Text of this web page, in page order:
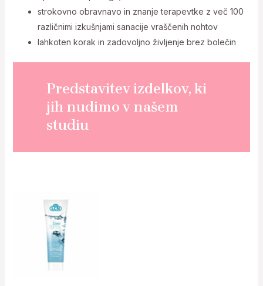
strokovno obravnavo in znanje terapevtke z več 100
različnimi izkušnjami sanacije vraščenih nohtov
lahkoten korak in zadovoljno življenje brez bolečin
Predstavitev izdelkov, ki
jih nudimo v našem
studiu